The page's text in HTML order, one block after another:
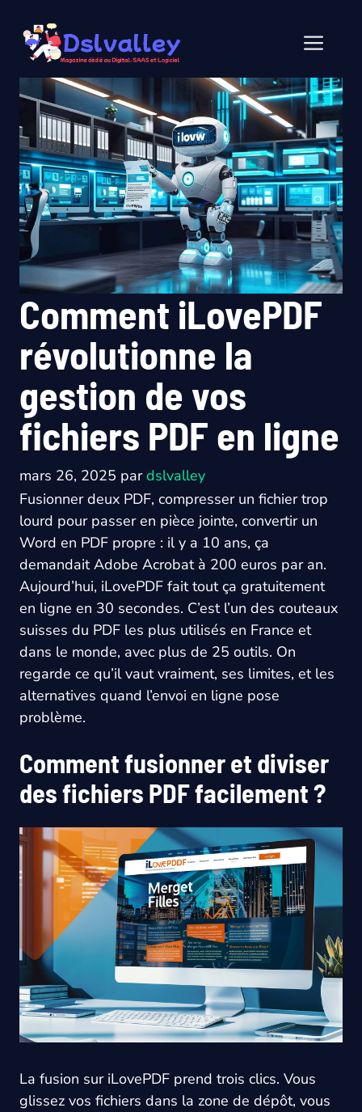
contenu
Comment iLovePDF
révolutionne la
gestion de vos
fichiers PDF en ligne
mars 26, 2025 pardslvalley
Fusionner deux PDF, compresser un fichier trop
lourd pour passer en pièce jointe, convertir un
Word en PDF propre : il y a 10 ans, ça
demandait Adobe Acrobat à 200 euros par an.
Aujourd’hui, iLovePDF fait tout ça gratuitement
en ligne en 30 secondes. C’est l’un des couteaux
suisses du PDF les plus utilisés en France et
dans le monde, avec plus de 25 outils. On
regarde ce qu’il vaut vraiment, ses limites, et les
alternatives quand l’envoi en ligne pose
problème.
Comment fusionner et diviser
des fichiers PDF facilement ?
La fusion sur iLovePDF prend trois clics. Vous
glissez vos fichiers dans la zone de dépôt, vous